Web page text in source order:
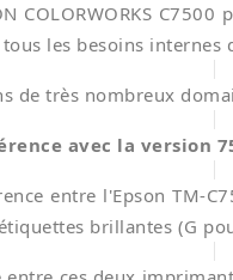
COLORWORKS
les besoins internes
de très nombreux
avec la version
entre l'Epson TM-
brillantes (G